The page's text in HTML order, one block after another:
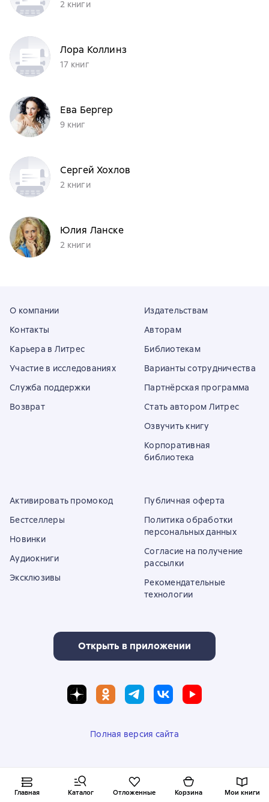
Главная Каталог Отложенные Корзина Мои книги
2 книги
Лора Коллинз
17 книг
Ева Бергер
9 книг
Сергей Хохлов
2 книги
Юлия Ланске
2 книги
О компании
Контакты
Карьера в Литрес
Участие в исследованиях
Служба поддержки
Возврат
Издательствам
Авторам
Библиотекам
Варианты сотрудничества
Партнёрская программа
Стать автором Литрес
Озвучить книгу
Корпоративная
библиотека
Активировать промокод
Бестселлеры
Новинки
Аудиокниги
Эксклюзивы
Публичная оферта
Политика обработки
персональных данных
Согласие на получение
рассылки
Рекомендательные
технологии
Открыть в приложении
Полная версия сайта